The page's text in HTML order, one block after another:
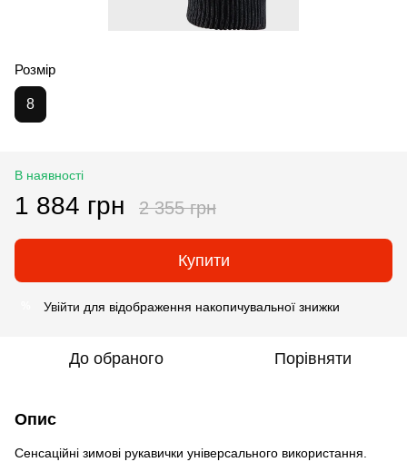
Розмір
8
В наявності
1 884 грн 2 355 грн
Купити
Увійти для відображення накопичувальної знижки
До обраного Порівняти
Опис
Сенсаційні зимові рукавички універсального використання.